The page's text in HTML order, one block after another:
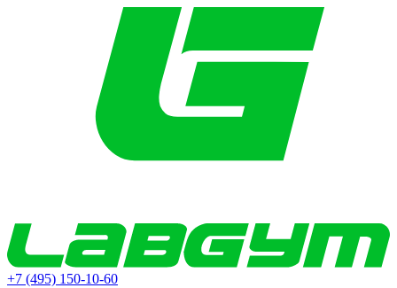
+7 (495) 150-10-60